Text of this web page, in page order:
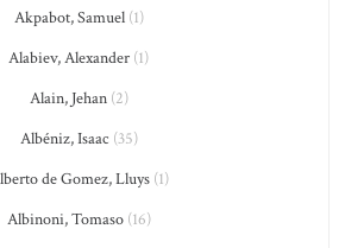
Akpabot, Samuel(1)
Alabiev, Alexander (1)
Alain, Jehan(2)
Albéniz, Isaac (35)
de Gomez, Lluys(1)
Albinoni, Tomaso(16)